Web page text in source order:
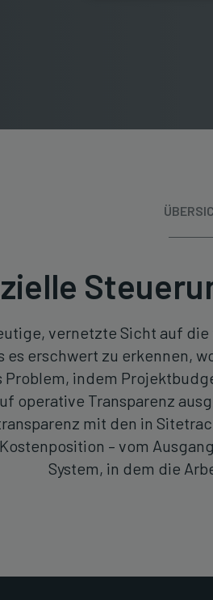
vernetzte Sicht auf
erschwert zu erkennen,
Problem, indem
operative Transparenz
mit den in
– vom
System, in dem die